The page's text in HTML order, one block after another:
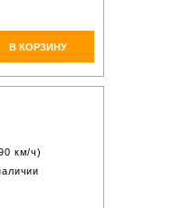
В КОРЗИНУ
км/ч)